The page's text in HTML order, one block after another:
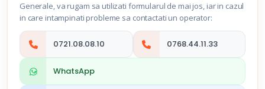
Generale, va rugam sa utilizati formularul de mai jos, iar in cazul
in care intampinati probleme sa contactati un operator:
0721.08.08.10 0768.44.11.33
WhatsApp